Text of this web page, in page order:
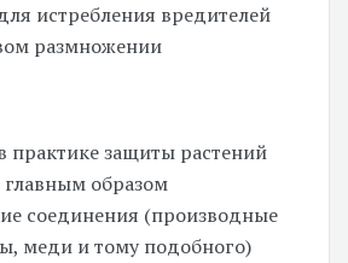
истребления вредителей
размножении
практике защиты растений
главным образом
соединения (производные
меди и тому подобного)